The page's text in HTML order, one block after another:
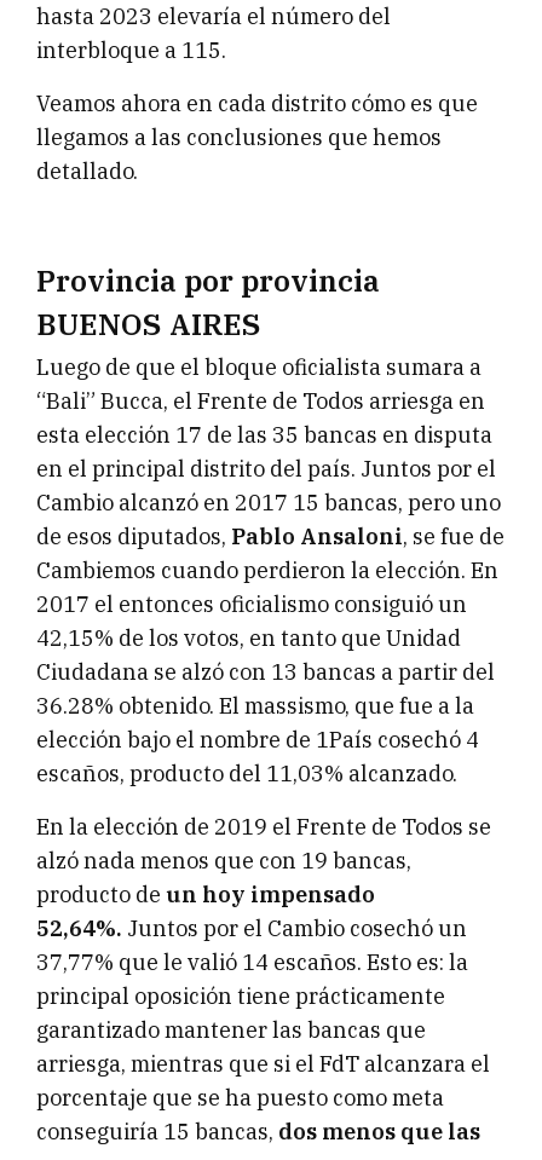
hasta 2023 elevaría el número del
interbloque a 115.
Veamos ahora en cada distrito cómo es que
llegamos a las conclusiones que hemos
detallado.
Provincia por provincia
BUENOS AIRES
Luego de que el bloque oficialista sumara a
“Bali” Bucca, el Frente de Todos arriesga en
esta elección 17 de las 35 bancas en disputa
en el principal distrito del país. Juntos por el
Cambio alcanzó en 2017 15 bancas, pero uno
de esos diputados, Pablo Ansaloni, se fue de
Cambiemos cuando perdieron la elección. En
2017 el entonces oficialismo consiguió un
42,15% de los votos, en tanto que Unidad
Ciudadana se alzó con 13 bancas a partir del
36.28% obtenido. El massismo, que fue a la
elección bajo el nombre de 1País cosechó 4
escaños, producto del 11,03% alcanzado.
En la elección de 2019 el Frente de Todos se
alzó nada menos que con 19 bancas,
producto de un hoy impensado
52,64%. Juntos por el Cambio cosechó un
37,77% que le valió 14 escaños. Esto es: la
principal oposición tiene prácticamente
garantizado mantener las bancas que
arriesga, mientras que si el FdT alcanzara el
porcentaje que se ha puesto como meta
conseguiría 15 bancas, dos menos que las